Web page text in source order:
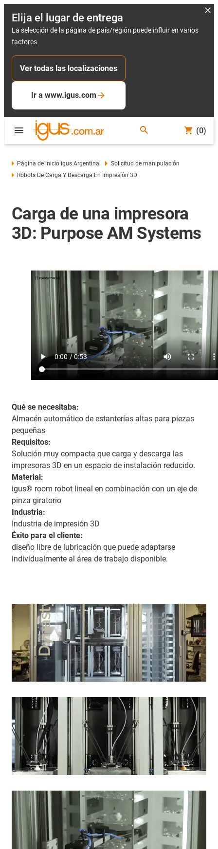
Elija el lugar de entrega
La selección de la página de país/región puede influir en varios
factores
Ver todas las localizaciones
Ir a www.igus.com
(0)
Página de inicio igus Argentina
Solicitud de manipulación
Robots De Carga Y Descarga En Impresión 3D
Carga de una impresora
3D: Purpose AM Systems
Qué se necesitaba:
Almacén automático de estanterías altas para piezas
pequeñas
Requisitos:
Solución muy compacta que carga y descarga las
impresoras 3D en un espacio de instalación reducido.
Material:
igus® room robot lineal en combinación con un eje de
pinza giratorio
Industria:
Industria de impresión 3D
Éxito para el cliente:
diseño libre de lubricación que puede adaptarse
individualmente al área de trabajo disponible.